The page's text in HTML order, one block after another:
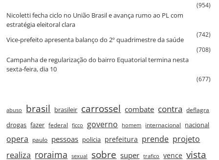
(954)
Nicoletti fecha ciclo no União Brasil e avança rumo ao PL com
estratégia eleitoral clara
(742)
Vice‑prefeito apresenta balanço do 2º quadrimestre da saúde
(708)
Campanha de regularização do bairro Equatorial termina nesta
sexta‑feira, dia 10
(677)
abuso brasil brasileir carrossel combate contra deflagra
drogas fazer federal ficco governo homem internacional nacional
opera paulo pessoas policia prefeitura prende projeto
realiza roraima sexual sobre super trafico vence vista